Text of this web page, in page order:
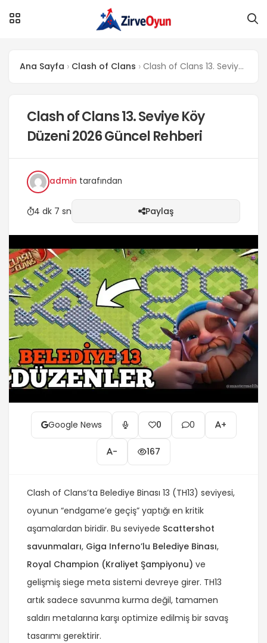
Ana Sayfa Clash of Clans Clash of Clans 13. Seviye Köy Düzeni 2026 Güncel Rehberi
Clash of Clans 13. Seviye Köy
Düzeni 2026 Güncel Rehberi
admin tarafından
4 dk 7 sn Paylaş
Google News 0 0 +
- 167
Clash of Clans’ta Belediye Binası 13 (TH13) seviyesi,
oyunun “endgame’e geçiş” yaptığı en kritik
aşamalardan biridir. Bu seviyede Scattershot
savunmaları, Giga Inferno’lu Belediye Binası,
Royal Champion (Kraliyet Şampiyonu) ve
gelişmiş siege meta sistemi devreye girer. TH13
artık sadece savunma kurma değil, tamamen
saldırı metalarına karşı optimize edilmiş bir savaş
tasarımı gerektirir.